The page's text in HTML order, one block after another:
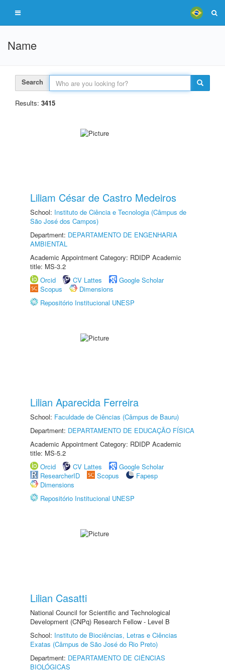
Name
Search
Results: 3415
Liliam César de Castro Medeiros
School: Instituto de Ciência e Tecnologia (Câmpus de
São José dos Campos)
Department: DEPARTAMENTO DE ENGENHARIA
AMBIENTAL
Academic Appointment Category: RDIDP Academic
title: MS-3.2
Orcid
CV Lattes
Google Scholar
Scopus
Dimensions
Repositório Institucional UNESP
Lilian Aparecida Ferreira
School: Faculdade de Ciências (Câmpus de Bauru)
Department: DEPARTAMENTO DE EDUCAÇÃO FÍSICA
Academic Appointment Category: RDIDP Academic
title: MS-5.2
Orcid
CV Lattes
Google Scholar
ResearcherID
Scopus
Fapesp
Dimensions
Repositório Institucional UNESP
Lilian Casatti
National Council for Scientific and Technological
Development (CNPq) Research Fellow - Level B
School: Instituto de Biociências, Letras e Ciências
Exatas (Câmpus de São José do Rio Preto)
Department: DEPARTAMENTO DE CIÊNCIAS
BIOLÓGICAS